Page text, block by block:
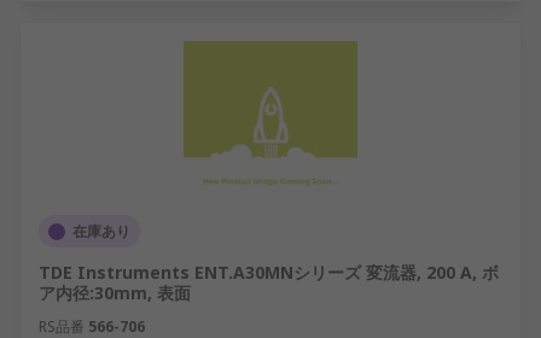
在庫あり
TDE Instruments ENT.A30MNシリーズ 変流器, 200 A, ボ
ア内径:30mm, 表面
RS品番 566-706